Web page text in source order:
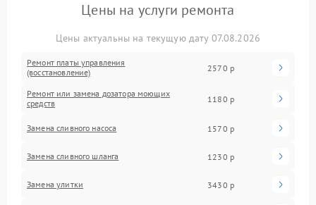
Цены на услуги ремонта
Цены актуальны на текущую дату 07.08.2026
Ремонт платы управления
(восстановление)
2570 р
Ремонт или замена дозатора моющих
средств
1180 р
Замена сливного насоса 1570 р
Замена сливного шланга 1230 р
Замена улитки 3430 р